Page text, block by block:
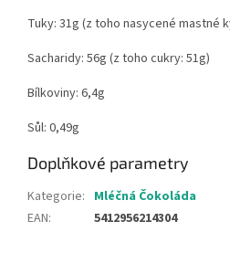
Tuky: 31g (z toho nasycené mastné
Sacharidy: 56g (z toho cukry: 51g)
Bílkoviny: 6,4g
Sůl: 0,49g
Doplňkové parametry
Kategorie: Mléčná Čokoláda
EAN: 5412956214304